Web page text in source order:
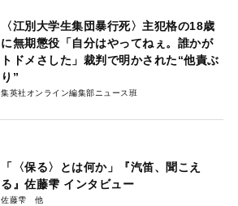
〈江別大学生集団暴行死〉主犯格の18歳
に無期懲役「自分はやってねぇ。誰かが
トドメさした」裁判で明かされた“他責ぶ
り”
集英社オンライン編集部ニュース班
「〈保る〉とは何か」『汽笛、聞こえ
る』佐藤雫 インタビュー
佐藤雫